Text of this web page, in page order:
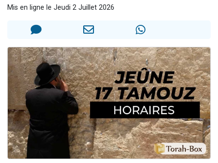
Il reste 49 places pour étudier en groupe sur Zoom
2 personnes viennent de nous rejoindre sur WhatsApp
2 personnes viennent de nous rejoindre sur WhatsApp
Mis en ligne le Jeudi 2 Juillet 2026